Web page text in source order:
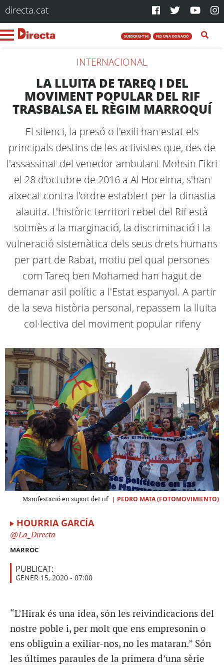
directa.cat
SUBSCRIU-T'HI FES UNA DONACIÓ
INTERNACIONAL
LA LLUITA DE TAREQ I DEL
MOVIMENT POPULAR DEL RIF
TRASBALSA EL RÈGIM MARROQUÍ
El silenci, la presó o l'exili han estat els
principals destins de les activistes que, des de
l'assassinat del venedor ambulant Mohsin Fikri
el 28 d'octubre de 2016 a Al Hoceima, s'han
aixecat contra l'ordre establert per la dinastia
alauita. L'històric territori rebel del Rif està
sotmès a la marginació, la discriminació i la
vulneració sistemàtica dels seus drets humans
per part de Rabat, motiu pel qual persones
com Tareq ben Mohamed han hagut de
demanar asil polític a l'Estat espanyol. A partir
de la seva història personal, repassem la lluita
col·lectiva del moviment popular rifeny
Manifestació en suport del rif | PEDRO MATA (FOTOMOVIMIENTO)
HOURRIA GARCÍA
La_Directa
MARROC
PUBLICAT:
GENER 15, 2020 - 07:00
“L’Hirak és una idea, són les reivindicacions del
nostre poble i, per molt que ens empresonin o
ens obliguin a exiliar-nos, no les mataran.” Són
les últimes paraules de la primera d’una sèrie